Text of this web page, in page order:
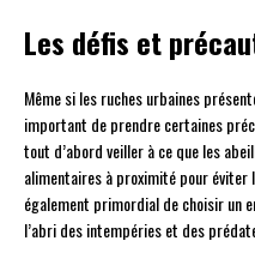
Les défis et
Même si les ruches urbaines
important de prendre certaines
tout d’abord veiller à ce que les
alimentaires à proximité pour
également primordial de choisir un
l’abri des intempéries et des